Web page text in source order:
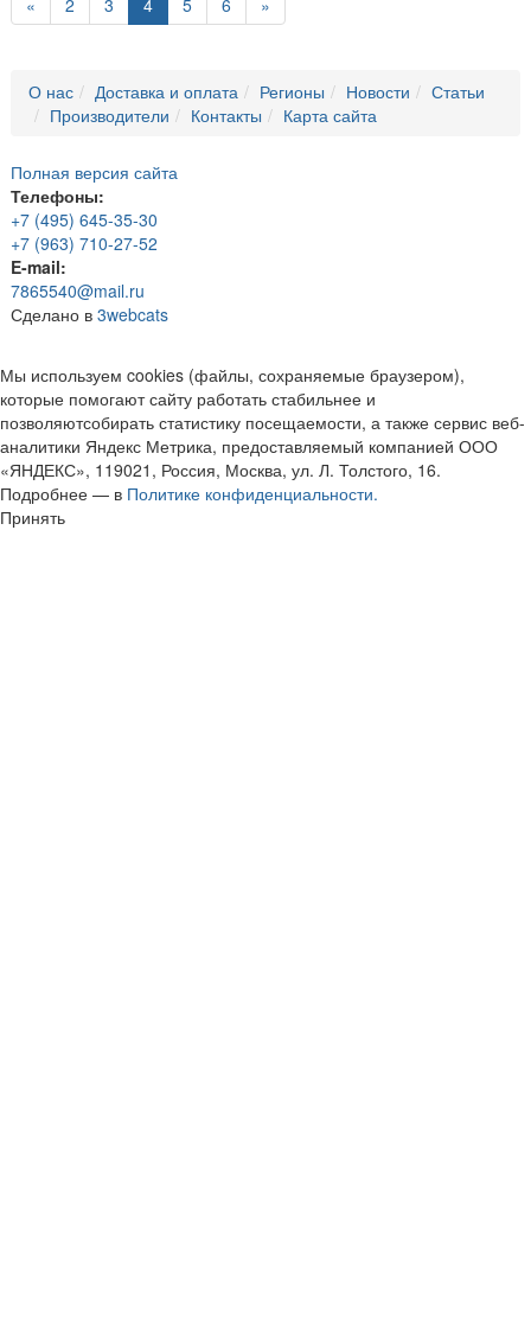
О нас Доставка и оплата Регионы Новости
Статьи
Производители
Контакты Карта сайта
Полная версия сайта
Телефоны:
+7 (495) 645-35-30
+7 (963) 710-27-52
E-mail:
7865540@mail.ru
Сделано в 3webcats
Мы используем cookies (файлы, сохраняемые браузером),
которые помогают сайту работать стабильнее и
позволяютсобирать статистику посещаемости, а также сервис веб-
аналитики Яндекс Метрика, предоставляемый компанией ООО
«ЯНДЕКС», 119021, Россия, Москва, ул. Л. Толстого, 16.
Подробнее — в Политике конфиденциальности.
Принять